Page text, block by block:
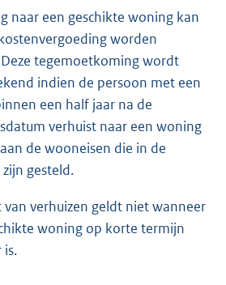
naar een geschikte woning kan
worden
tegemoetkoming wordt
indien de persoon met een
een half jaar na de
verhuist naar een woning
de wooneisen die in de
gesteld.
verhuizen geldt niet wanneer
woning op korte termijn
is.